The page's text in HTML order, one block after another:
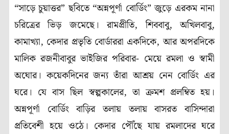
“সাড়ে চুয়াত্তর” ছবিতে “অন্নপূর্ণা বোর্ডিং” জুড়ে এরকম নানা
চরিত্রের ভিড় জমেছে। রামপ্রীতি, শিববাবু, অখিলবাবু,
কামাখ্যা, কেদার প্রভৃতি বোর্ডাররা একদিকে, আর অপরদিকে
মালিক রজনীবাবুর ভাইজির পরিবার- মেয়ে রমলা ও স্বামী
অঘোর। কয়েকদিনের জন্য তাঁরা আশ্রয় নেন বোর্ডিং এর
ঘরে। যে বাস ছিল স্বল্পকালের, তা ক্রমশ প্রলম্বিত হয়।
অন্নপূর্ণা বোর্ডিং বাড়ির তলায় তলায় বাসরত বাসিন্দারা
প্রতিবেশী হয়ে ওঠে। কেদার পৌঁছে যায় রমলাদের ঘরে